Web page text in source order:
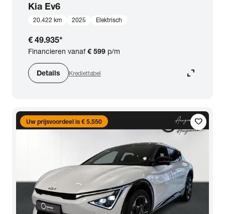
Kia Ev6
20.422 km 2025 Elektrisch
€ 49.935*
Financieren vanaf€ 599 p/m
Details Krediettabel expand_content
favorite
Uw prijsvoordeel is € 5.550